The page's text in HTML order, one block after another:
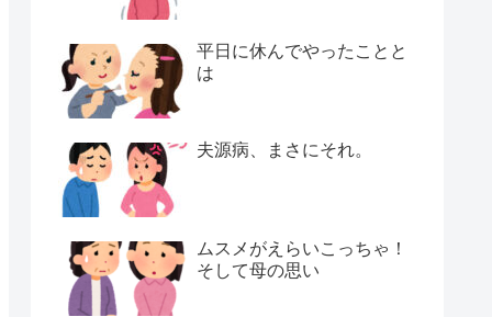
平日に休んでやったことと
は
夫源病、まさにそれ。
ムスメがえらいこっちゃ！
そして母の思い